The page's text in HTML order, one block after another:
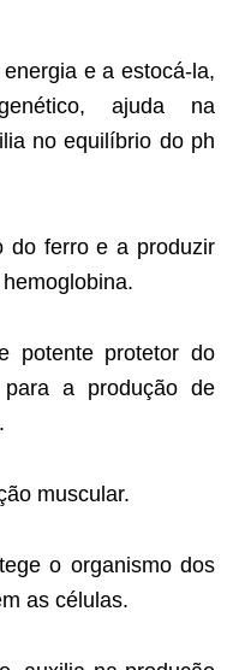
e a estocá-la,
ajuda na
no equilíbrio do ph
do ferro e a produzir
potente protetor do
para a produção de
muscular.
o organismo dos
as células.